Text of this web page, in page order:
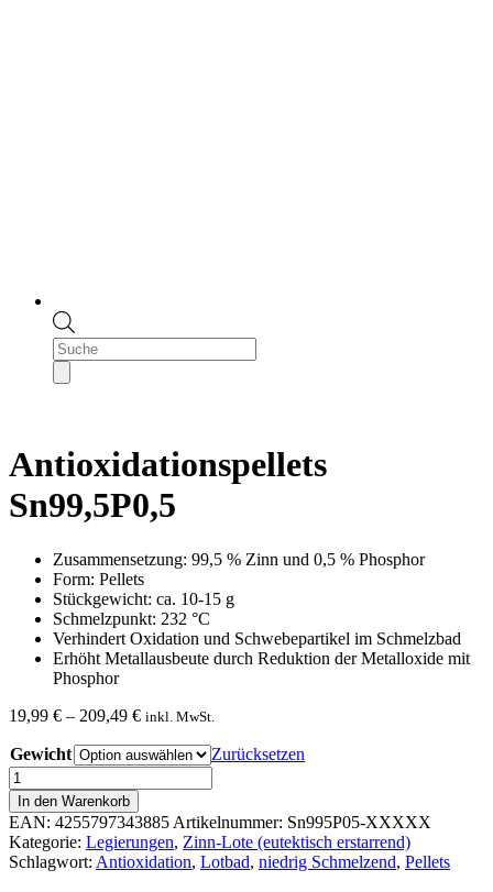
Products
search
Antioxidationspellets
Sn99,5P0,5
Zusammensetzung: 99,5 % Zinn und 0,5 % Phosphor
Form: Pellets
Stückgewicht: ca. 10-15 g
Schmelzpunkt: 232 °C
Verhindert Oxidation und Schwebepartikel im Schmelzbad
Erhöht Metallausbeute durch Reduktion der Metalloxide mit
Phosphor
19,99 € – 209,49 €Preisspanne:
bis
209,49 €
inkl. MwSt.
Gewicht
Zurücksetzen
Antioxidationspellets
Sn99,5P0,5
Menge
In den Warenkorb
EAN: 4255797343885 Artikelnummer: Sn995P05-XXXXX
Kategorie: Legierungen, Zinn-Lote (eutektisch erstarrend)
Schlagwort: Antioxidation, Lotbad, niedrig Schmelzend, Pellets